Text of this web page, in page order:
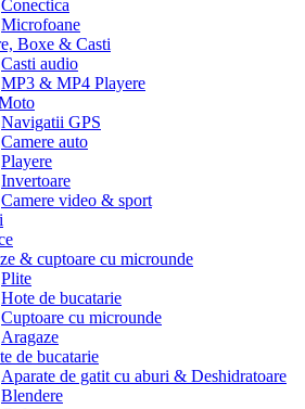
Conectica
Microfoane
Boxe & Casti
Casti audio
MP3 & MP4 Playere
Navigatii GPS
Camere auto
Playere
Invertoare
Camere video & sport
& cuptoare cu microunde
Plite
Hote de bucatarie
Cuptoare cu microunde
Aragaze
de bucatarie
Aparate de gatit cu aburi & Deshidratoare
Blendere